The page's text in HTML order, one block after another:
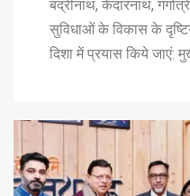
बद्रीनाथ, केदारनाथ,
सुविधाओं के विकास के
दिशा में प्रयास किये जाएं: